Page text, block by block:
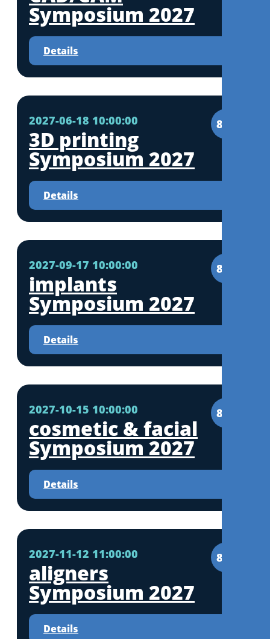
Symposium 2027
Details
2027-06-18 10:00:00 8CE
3D printing
Symposium 2027
Details
2027-09-17 10:00:00 8CE
implants
Symposium 2027
Details
2027-10-15 10:00:00 8CE
cosmetic & facial
Symposium 2027
Details
2027-11-12 11:00:00 8CE
aligners
Symposium 2027
Details